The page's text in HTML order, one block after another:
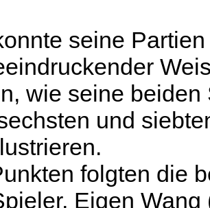
seine
wie seine beiden
und
folgten die
Eigen Wang